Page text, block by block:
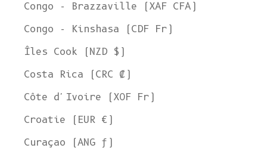
Congo - Brazzaville (XAF CFA)
Congo - Kinshasa (CDF Fr)
Îles Cook (NZD $)
Costa Rica (CRC ₡)
Côte d'Ivoire (XOF Fr)
Croatie (EUR €)
Curaçao (ANG ƒ)